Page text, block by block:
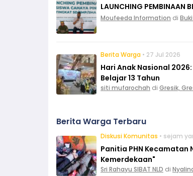
LAUNCHING PEMBINAAN
Moufeeda Information di
Berita Warga • 27 Jul 2026
Hari Anak Nasional
Belajar 13 Tahun
siti mufarochah di Gresik,
Berita Warga Terbaru
Diskusi Komunitas • sejam
Panitia PHN Kecamatan
Kemerdekaan"
Sri Rahayu SIBAT NLD di